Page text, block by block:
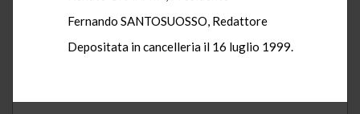
Fernando SANTOSUOSSO, Redattore
Depositata in cancelleria il 16 luglio 1999.